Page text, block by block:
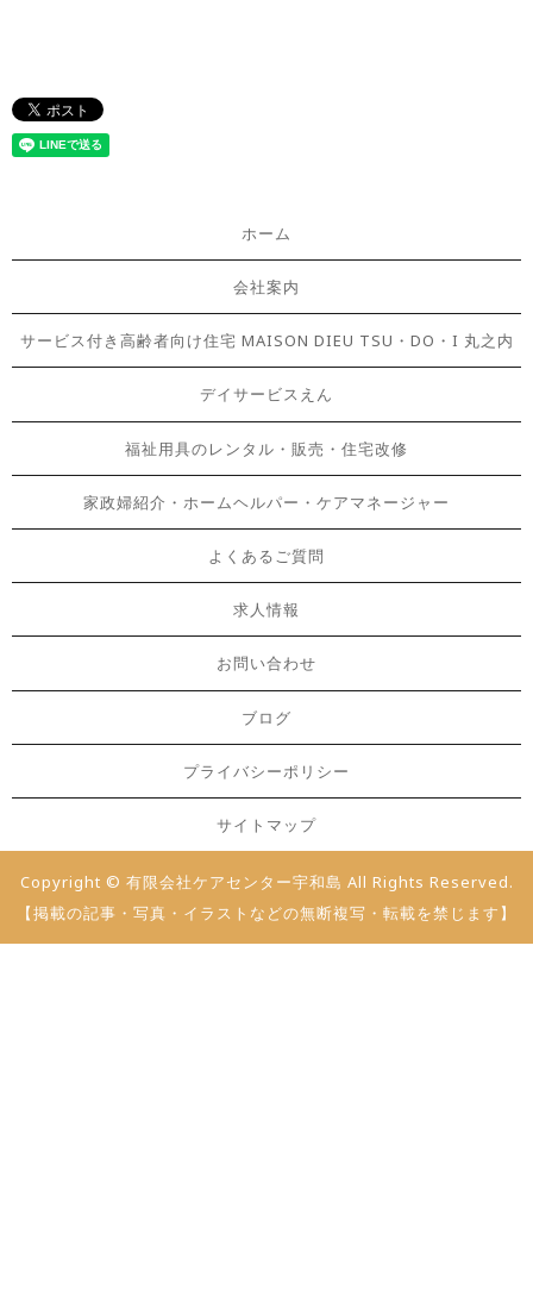
ホーム
会社案内
サービス付き高齢者向け住宅 MAISON DIEU TSU・DO・I 丸之内
デイサービスえん
福祉用具のレンタル・販売・住宅改修
家政婦紹介・ホームヘルパー・ケアマネージャー
よくあるご質問
求人情報
お問い合わせ
ブログ
プライバシーポリシー
サイトマップ
Copyright © 有限会社ケアセンター宇和島 All Rights Reserved.
【掲載の記事・写真・イラストなどの無断複写・転載を禁じます】